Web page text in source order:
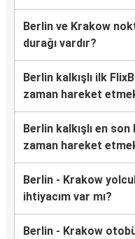
Berlin ve Krakow
durağı vardır?
Berlin kalkışlı ilk
zaman hareket
Berlin kalkışlı en
zaman hareket
Berlin - Krakow
ihtiyacım var mı?
Berlin - Krakow